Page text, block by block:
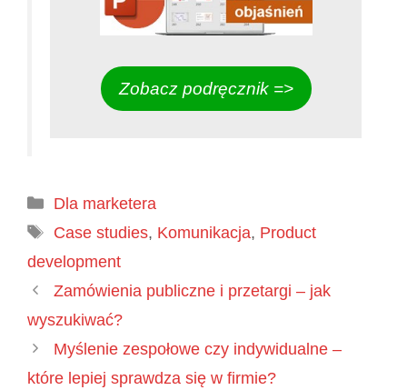
Zobacz podręcznik =>
Kategorie
Dla marketera
Tagi
Case studies, Komunikacja, Product
development
Zamówienia publiczne i przetargi – jak
wyszukiwać?
Myślenie zespołowe czy indywidualne –
które lepiej sprawdza się w firmie?